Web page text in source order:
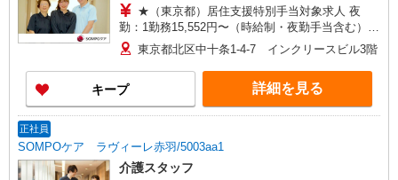
★（東京都）居住支援特別手当対象求人 夜
勤：1勤務15,552円〜（時給制・夜勤手当含む）
時給：1,444円 ◎週20時間以上勤務（社保加入
者）の場合は時給：1,494円 ※居住支援特別手当
は勤続5年目までの方はさらに時給＋50円（再入社
者は除く）
東京都北区中十条1-4-7 インクリースビル3階
キープ 詳細を見る
正社員
SOMPOケア ラヴィーレ赤羽/5003aa1
介護スタッフ